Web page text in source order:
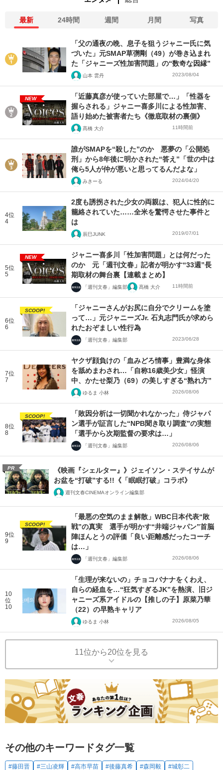
最新 24時間 週間 月間 写真
「父の通夜の晩、息子を狙うジャニー氏に気
づいた」元SMAP草彅剛（49）が巻き込まれ
た「ジャニーズ性加害問題」の“数奇な因縁”
山本 雲丹 2023/08/04
NEW
「近藤真彦が使っていた部屋で…」「性器を
握らされる」ジャニー喜多川による性加害、
語り始めた被害者たち《徹底取材の裏側》
髙橋 大介 11時間前
誰がSMAPを“殺した”のか 悪夢の「公開処
刑」から8年後に明かされた“答え”「世の中は
俺ら5人が仲が悪いと思ってるんだよな」
みきーる 2024/04/20
4位
4
2度も誘拐された少女の両親は、犯人に性的に
籠絡されていた……全米を驚愕させた事件と
は
辰巳JUNK 2019/07/01
5位
5
NEW
ジャニー喜多川「性加害問題」とは何だった
のか 元「週刊文春」記者が明かす“33週”長
期取材の舞台裏【連載まとめ】
「週刊文春」編集部 髙橋 大介 11時間前
6位
6
SCOOP!
「ジャニーさんがお尻に自分でクリームを塗
って…」元ジャニーズJr. 石丸志門氏が求めら
れたおぞましい性行為
「週刊文春」編集部 2023/06/28
7位
7
ヤクザ顔負けの「血みどろ情事」豊満な身体
を舐めまわされ…「自称16歳美少女」怪演
中、かたせ梨乃（69）の美しすぎる“熟れ方”
ゆるま 小林 2026/08/06
8位
8
SCOOP!
「敗因分析は一切聞かれなかった」侍ジャパ
ン選手が証言した“NPB聞き取り調査”の実態
「選手から次期監督の要求は…」
「週刊文春」編集部 2026/08/06
PR
《映画『シェルター』》ジェイソン・ステイサムが
お盆を“打破”する!!《「眠眠打破」コラボ》
週刊文春CINEMAオンライン編集部
9位
9
SCOOP!
「最悪の空気のまま解散」WBC日本代表“敗
戦”の真実 選手が明かす“井端ジャパン”首脳
陣ほんとうの評価「良い距離感だったコーチ
は…」
「週刊文春」編集部 2026/08/06
10
位
10
「生理が来ないの」チョコバナナをくわえ、
自らの経血を…“狂気すぎるJK”を熱演、旧ジ
ャニーズ系アイドルの【推しの子】原菜乃華
（22）の早熟キャリア
ゆるま 小林 2026/08/05
11位から20位を見る
その他のキーワードタグ一覧
#藤田晋 #三山凌輝 #高市早苗 #後藤真希 #森岡毅 #城彰二